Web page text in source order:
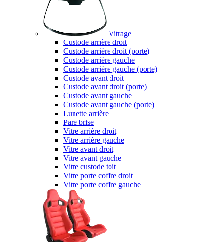
Vitrage
Custode arrière droit
Custode arrière droit (porte)
Custode arrière gauche
Custode arrière gauche (porte)
Custode avant droit
Custode avant droit (porte)
Custode avant gauche
Custode avant gauche (porte)
Lunette arrière
Pare brise
Vitre arrière droit
Vitre arrière gauche
Vitre avant droit
Vitre avant gauche
Vitre custode toit
Vitre porte coffre droit
Vitre porte coffre gauche